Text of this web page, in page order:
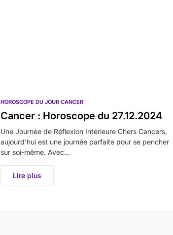
HOROSCOPE DU JOUR CANCER
Cancer : Horoscope du 27.12.2024
Une Journée de Réflexion Intérieure Chers Cancers,
aujourd’hui est une journée parfaite pour se pencher
sur soi-même. Avec…
Lire plus